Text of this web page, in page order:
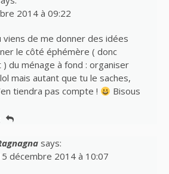
2014 à 09:22
viens de me donner des idées
le côté éphémère ( donc
du ménage à fond : organiser
lol mais autant que tu le saches,
tiendra pas compte !
Bisous
says:
décembre 2014 à 10:07